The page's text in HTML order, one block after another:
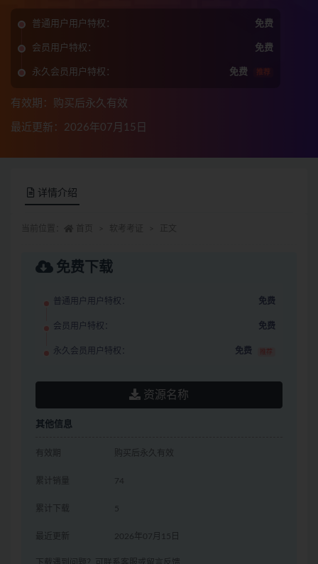
普通用户用户特权： 免费
会员用户特权： 免费
永久会员用户特权： 免费 推荐
有效期：购买后永久有效
最近更新：2026年07月15日
详情介绍
免费下载
普通用户用户特权： 免费
会员用户特权： 免费
永久会员用户特权： 免费 推荐
资源名称
其他信息
有效期 购买后永久有效
累计销量 74
累计下载 5
最近更新 2026年07月15日